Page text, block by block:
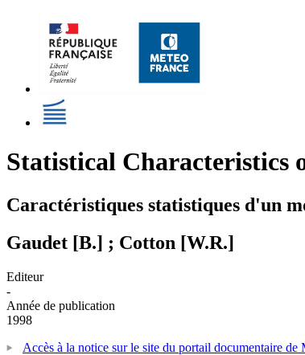
Statistical Characteristics
Caractéristiques statistiques d'un
Gaudet [B.] ; Cotton [W.R.]
Editeur
-
Année de publication
1998
Accès à la notice sur le site du portail documentaire de